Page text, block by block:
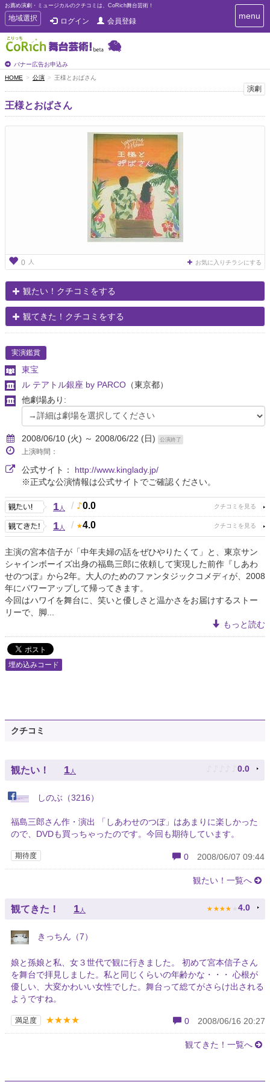
お薦め演劇・ミュージカルのクチコミは、CoRich舞台芸術！
T
o
g
g
e
n
a
v
i
地域選択 ログイン 会員登録
バナー広告お申込み
T
o
i
menu
HOME 公演 王様とおばさん
演劇
王様とおばさん
0 人 お気に入りチラシにする
観たい！クチコミをする
観てきた！クチコミをする
実演鑑賞
東宝
ル テアトル銀座 by PARCO （東京都）
他劇場あり:
2008/06/10 (火) ～ 2008/06/22 (日) 公演終了
上演時間：
公式サイト： http://www.kinglady.jp/
※正式な公演情報は公式サイトでご確認ください。
1人 / 0.0
1人 / 4.0
主演の宮本信子が「中年夫婦の話をぜひやりたくて」と、東京サン
シャインボーイズ出身の福島三郎に依頼して実現した前作『しあわ
せのつぼ』から2年。大人のためのファンタジックコメディが、2008
年にパワーアップして帰ってきます。
今回はハワイを舞台に、笑いと優しさと温かさをお届けするストー
リーで、脚...
もっと読む
埋め込みコード
クチコミ
観たい！ 1人 ♪ ♪ ♪ ♪ ♪ 0.0
しのぶ（3216）
福島三郎さん作・演出 「しあわせのつぼ」はあまりに楽しかった
ので、DVDも買っちゃったのです。今回も期待しています。
期待度 0 2008/06/07 09:44
観たい！一覧へ
観てきた！ 1 人 ★ ★ ★ ★ ★ 4.0
きっちん（7）
娘と孫娘と私、女３世代で観に行きました。 初めて宮本信子さん
を舞台で拝見しました。私と同じくらいの年齢かな・・・ 心根が
優しい、大変かわいい女性でした。舞台って総てがさらけ出される
ようですね。
満足度 ★★★★ 0 2008/06/16 20:27
観てきた！一覧へ